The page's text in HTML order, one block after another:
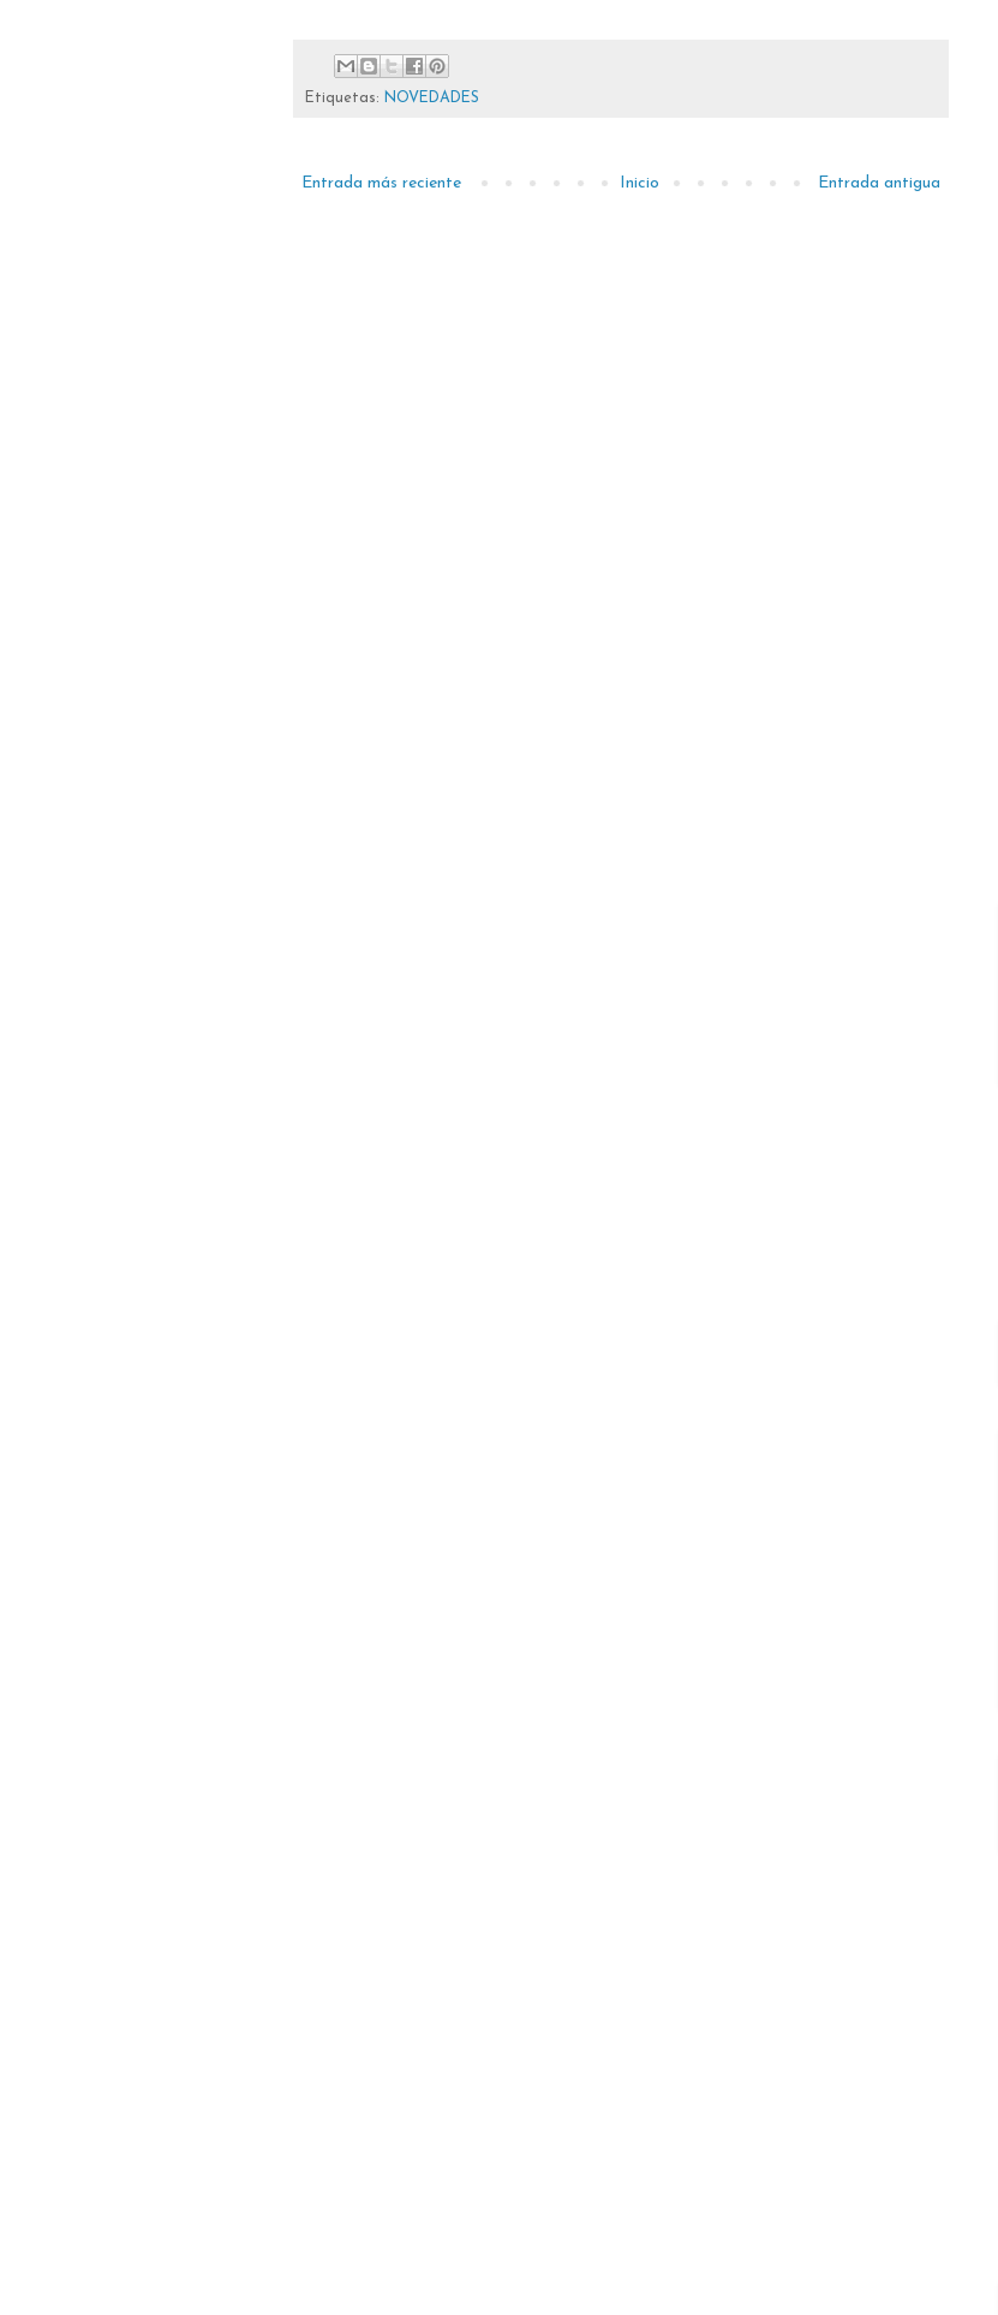
Etiquetas: NOVEDADES
Entrada más reciente Entrada antigua
Inicio